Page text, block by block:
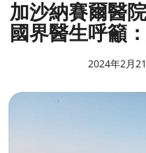
加沙納賽爾醫
國界醫生呼籲
2024年2月